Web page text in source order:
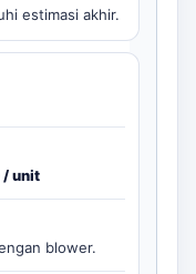
estimasi akhir.
/ unit
blower.